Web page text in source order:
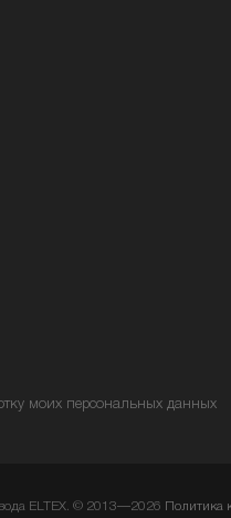
моих персональных данных
ELTEX. © 2013—2026 Политика